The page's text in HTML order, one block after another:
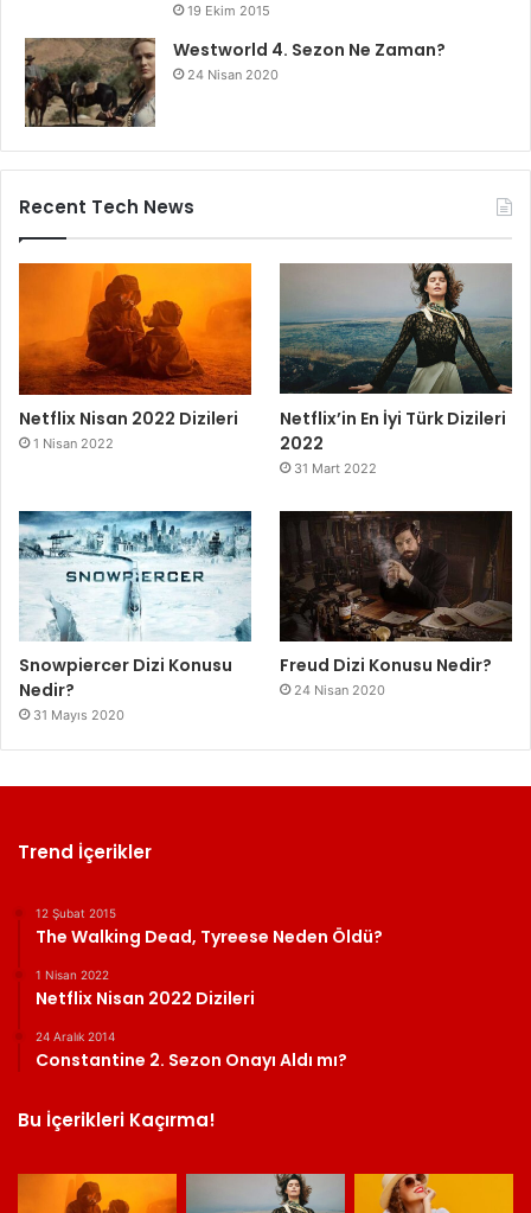
19 Ekim 2015
Westworld 4. Sezon Ne Zaman?
24 Nisan 2020
Recent Tech News
Netflix Nisan 2022 Dizileri
1 Nisan 2022
Netflix’in En İyi Türk Dizileri
2022
31 Mart 2022
Snowpiercer Dizi Konusu
Nedir?
31 Mayıs 2020
Freud Dizi Konusu Nedir?
24 Nisan 2020
Trend İçerikler
12 Şubat 2015
The Walking Dead, Tyreese Neden Öldü?
1 Nisan 2022
Netflix Nisan 2022 Dizileri
24 Aralık 2014
Constantine 2. Sezon Onayı Aldı mı?
Bu İçerikleri Kaçırma!